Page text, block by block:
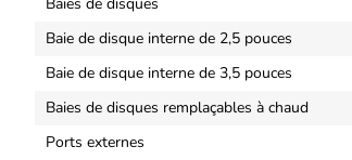
Baie de disque interne de 2,5 pouces
Baie de disque interne de 3,5 pouces
Baies de disques remplaçables à chaud
Ports externes